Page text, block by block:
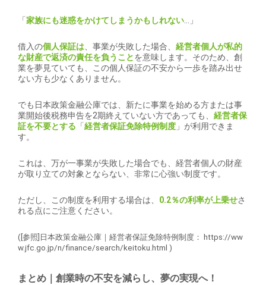
「 家族にも迷惑をかけてしまうかもしれない…」
借入の個人保証は、事業が失敗した場合、 経営者個人が私的
な財産で返済の責任を負うことを意味します。そのため、創
業を夢見ていても、この個人保証の不安から一歩を踏み出せ
ない方も少なくありません。
でも日本政策金融公庫では、新たに事業を始める方または事
業開始後税務申告を2期終えていない方であっても、 経営者保
証を不要とする 「 経営者保証免除特例制度 」が利用できま
す。
これは、万が一事業が失敗した場合でも、経営者個人の財産
が取り立ての対象とならない、非常に心強い制度です。
ただし、この制度を利用する場合は、 0.2％の利率が上乗せさ
れる点にご注意ください。
([参照]日本政策金融公庫｜経営者保証免除特例制度：
https://ww
w.jfc.go.jp/n/finance/search/keitoku.html )
まとめ｜創業時の不安を減らし、夢の実現へ！